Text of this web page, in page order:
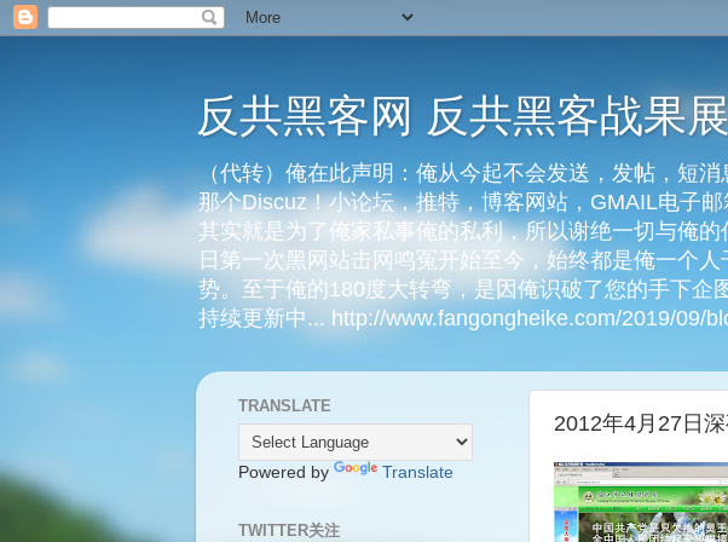
反共黑客网 反共黑客战果
（代转）俺在此声明：俺从今起不会发送，发帖，短
那个Discuz！小论坛，推特，博客网站，GMAIL电子
其实就是为了俺家私事俺的私利，所以谢绝一切与俺
日第一次黑网站击网鸣冤开始至今，始终都是俺一个
势。至于俺的180度大转弯，是因俺识破了您的手下企
持续更新中... http://www.fangongheike.com/2019/09/
2012年4月27日
TRANSLATE
Powered by Translate
TWITTER关注